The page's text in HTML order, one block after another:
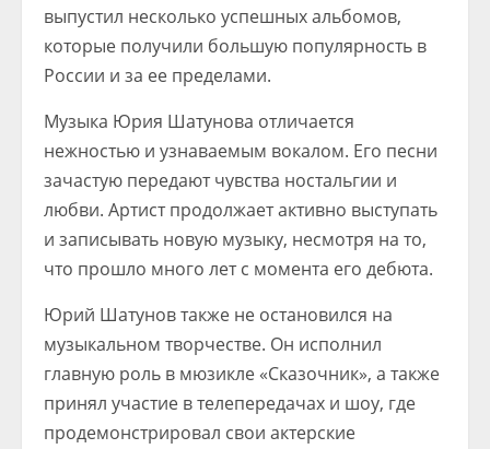
выпустил несколько успешных альбомов,
которые получили большую популярность в
России и за ее пределами.
Музыка Юрия Шатунова отличается
нежностью и узнаваемым вокалом. Его песни
зачастую передают чувства ностальгии и
любви. Артист продолжает активно выступать
и записывать новую музыку, несмотря на то,
что прошло много лет с момента его дебюта.
Юрий Шатунов также не остановился на
музыкальном творчестве. Он исполнил
главную роль в мюзикле «Сказочник», а также
принял участие в телепередачах и шоу, где
продемонстрировал свои актерские